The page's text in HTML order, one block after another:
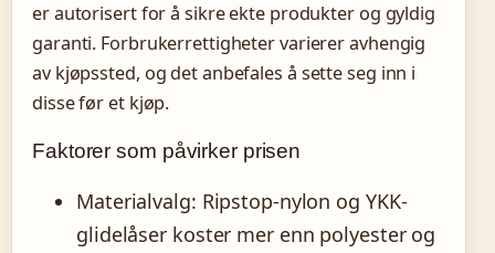
er autorisert for å sikre ekte produkter og gyldig
garanti. Forbrukerrettigheter varierer avhengig
av kjøpssted, og det anbefales å sette seg inn i
disse før et kjøp.
Faktorer som påvirker prisen
Materialvalg: Ripstop-nylon og YKK-
glidelåser koster mer enn polyester og